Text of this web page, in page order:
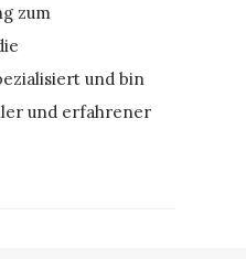
zum
und bin
und erfahrener